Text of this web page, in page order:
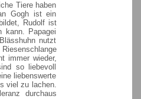
Tiere haben
Gogh ist ein
Rudolf ist
kann. Papagei
nutzt
immer wieder,
so liebevoll
liebenswerte
viel zu lachen.
durchaus